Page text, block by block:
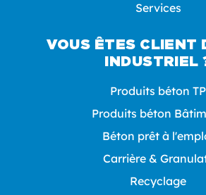
Services
VOUS ÊTES CLIENT
INDUSTRIEL
Produits béton TP
Produits béton
Béton prêt à
Carrière &
Recyclage